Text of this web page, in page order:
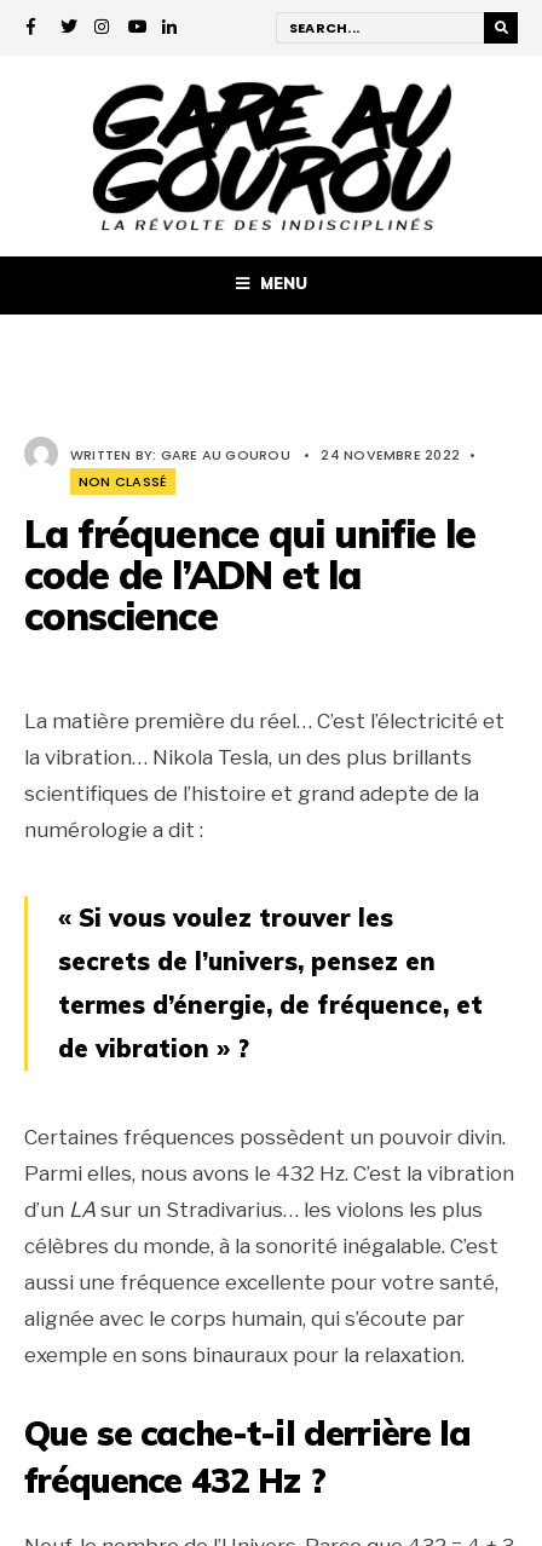
MENU
WRITTEN BY: GARE AU GOUROU • 24 NOVEMBRE 2022
•
NON CLASSÉ
La fréquence qui unifie le
code de l’ADN et la
conscience
La matière première du réel… C’est l’électricité et
la vibration… Nikola Tesla, un des plus brillants
scientifiques de l’histoire et grand adepte de la
numérologie a dit :
« Si vous voulez trouver les
secrets de l’univers, pensez en
termes d’énergie, de fréquence, et
de vibration » ?
Certaines fréquences possèdent un pouvoir divin.
Parmi elles, nous avons le 432 Hz. C’est la vibration
d’un LA sur un Stradivarius… les violons les plus
célèbres du monde, à la sonorité inégalable. C’est
aussi une fréquence excellente pour votre santé,
alignée avec le corps humain, qui s’écoute par
exemple en sons binauraux pour la relaxation.
Que se cache-t-il derrière la
fréquence 432 Hz ?